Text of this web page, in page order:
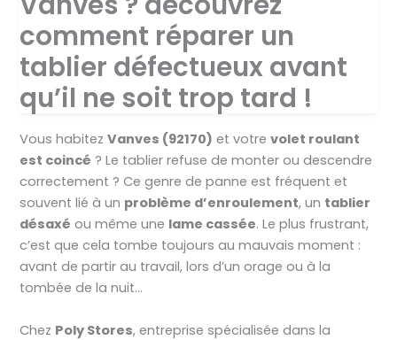
comment réparer un
tablier défectueux avant
qu’il ne soit trop tard !
Vous habitezVanves (92170) et votrevolet roulant
est coincé ? Le tablier refuse de monter ou descendre
correctement ? Ce genre de panne est fréquent et
souvent lié à un problème d’enroulement, un tablier
désaxé ou même une lame cassée. Le plus frustrant,
c’est que cela tombe toujours au mauvais moment :
avant de partir au travail, lors d’un orage ou à la
tombée de la nuit…
Chez Poly Stores, entreprise spécialisée dans la